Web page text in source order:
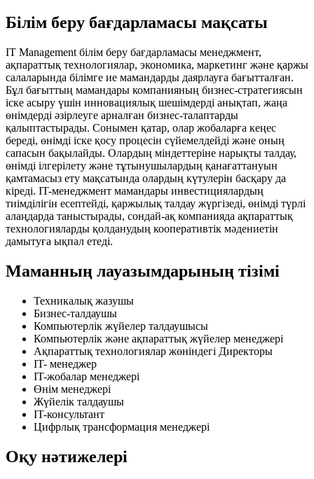
Білім беру бағдарламасы мақсаты
IT Management білім беру бағдарламасы менеджмент,
ақпараттық технологиялар, экономика, маркетинг және қаржы
салаларында білімге ие мамандарды даярлауға бағытталған.
Бұл бағыттың мамандары компанияның бизнес-стратегиясын
іске асыру үшін инновациялық шешімдерді анықтап, жаңа
өнімдерді әзірлеуге арналған бизнес-талаптарды
қалыптастырады. Сонымен қатар, олар жобаларға кеңес
береді, өнімді іске қосу процесін сүйемелдейді және оның
сапасын бақылайды. Олардың міндеттеріне нарықты талдау,
өнімді ілгерілету және тұтынушылардың қанағаттануын
қамтамасыз ету мақсатында олардың күтулерін басқару да
кіреді. IT-менеджмент мамандары инвестициялардың
тиімділігін есептейді, қаржылық талдау жүргізеді, өнімді түрлі
алаңдарда таныстырады, сондай-ақ компанияда ақпараттық
технологияларды қолданудың кооперативтік мәдениетін
дамытуға ықпал етеді.
Маманның лауазымдарының тізімі
Техникалық жазушы
Бизнес-талдаушы
Компьютерлік жүйелер талдаушысы
Компьютерлік және ақпараттық жүйелер менеджері
Ақпараттық технологиялар жөніндегі Директоры
IT- менеджер
IT-жобалар менеджері
Өнім менеджері
Жүйелік талдаушы
IT-консультант
Цифрлық трансформация менеджері
Оқу нәтижелері